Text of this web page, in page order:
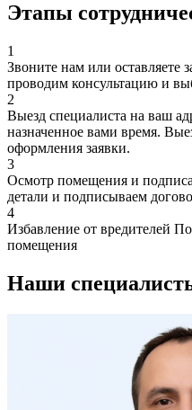
Этапы
1
Звоните нам или оставляете
проводим консультацию и
2
Выезд специалиста на ваш
назначенное вами время.
оформления заявки.
3
Осмотр помещения и
детали и подписываем
4
Избавление от вредителей
помещения
Наши